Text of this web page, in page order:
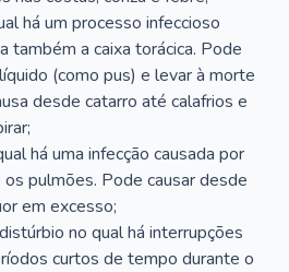
há um processo infeccioso
também a caixa torácica. Pode
(como pus) e levar à morte
desde catarro até calafrios e
há uma infecção causada por
pulmões. Pode causar desde
em excesso;
no qual há interrupções
curtos de tempo durante o